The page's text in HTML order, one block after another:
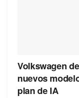
Volkswagen
nuevos
plan de IA